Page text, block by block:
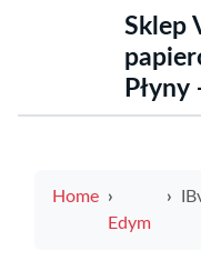
Sklep
Home
Edym